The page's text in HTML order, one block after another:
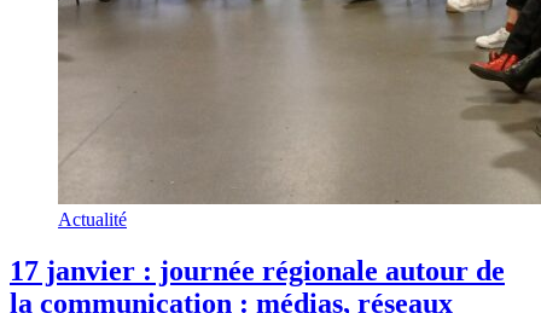
Actualité
17 janvier : journée régionale autour de
la communication : médias, réseaux